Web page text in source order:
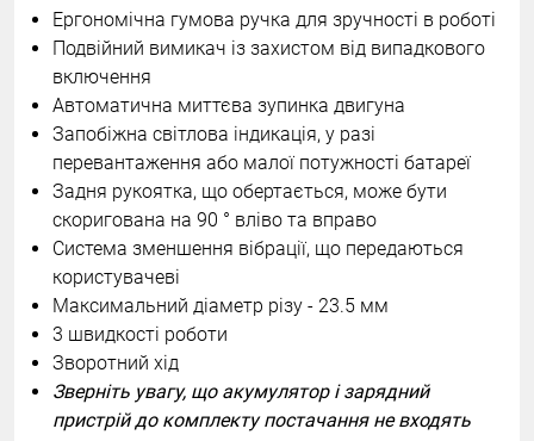
Ергономічна гумова ручка для зручності в роботі
Подвійний вимикач із захистом від випадкового
включення
Автоматична миттєва зупинка двигуна
Запобіжна світлова індикація, у разі
перевантаження або малої потужності батареї
Задня рукоятка, що обертається, може бути
скоригована на 90 ° вліво та вправо
Система зменшення вібрації, що передаються
користувачеві
Максимальний діаметр різу - 23.5 мм
3 швидкості роботи
Зворотний хід
Зверніть увагу, що акумулятор і зарядний
пристрій до комплекту постачання не входять